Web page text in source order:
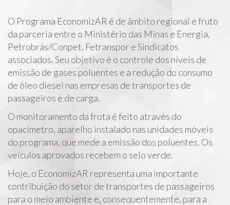
O Programa EconomizAR é de âmbito regional e fruto
da parceria entre o Ministério das Minas e Energia,
Petrobrás/Conpet, Fetranspor e Sindicatos
associados. Seu objetivo é o controle dos níveis de
emissão de gases poluentes e a redução do consumo
de óleo diesel nas empresas de transportes de
passageiros e de carga.
O monitoramento da frota é feito através do
opacímetro, aparelho instalado nas unidades móveis
do programa, que mede a emissão dos poluentes. Os
veículos aprovados recebem o selo verde.
Hoje, o EconomizAR representa uma importante
contribuição do setor de transportes de passageiros
para o meio ambiente e, consequentemente, para a